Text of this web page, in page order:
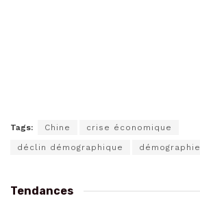
Tags: Chine crise économique
déclin démographique démographie
Tendances